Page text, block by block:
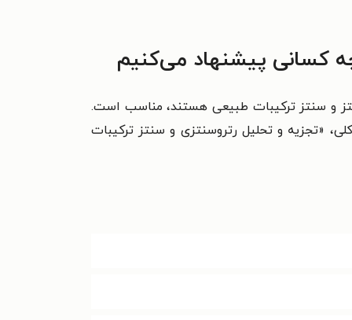
کسانی پیشنهاد می‌کنیم
و سنتز ترکیبات طبیعی هستند، مناسب است.
«تجزیه و تحلیل رتروسنتزی و سنتز ترکیبات